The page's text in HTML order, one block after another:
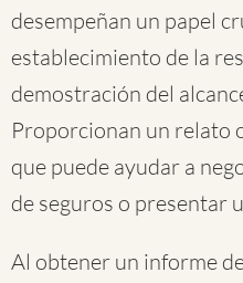
desempeñan un papel
establecimiento de la
demostración del
Proporcionan un relato
que puede ayudar a
de seguros o presentar
Al obtener un informe